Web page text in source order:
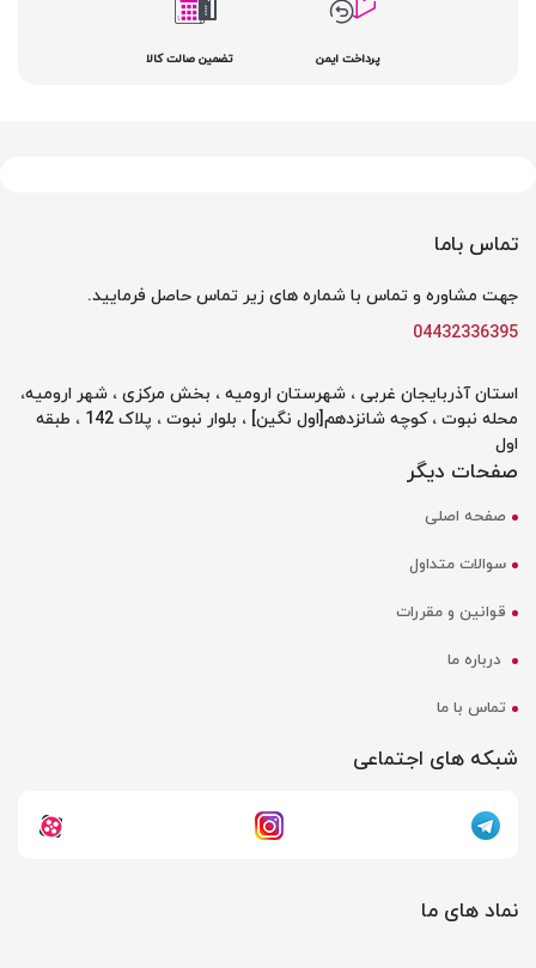
پرداخت ایمن تضمین صالت کالا
تماس باما
جهت مشاوره و تماس با شماره های زیر تماس حاصل فرمایید.
04432336395
استان آذربایجان غربی ، شهرستان ارومیه ، بخش مرکزی ، شهر ارومیه،
محله نبوت ، کوچه شانزدهم[اول نگین] ، بلوار نبوت ، پلاک 142 ، طبقه
اول
صفحات دیگر
صفحه اصلی
سوالات متداول
قوانین و مقررات
درباره ما
تماس با ما
شبکه های اجتماعی
نماد های ما